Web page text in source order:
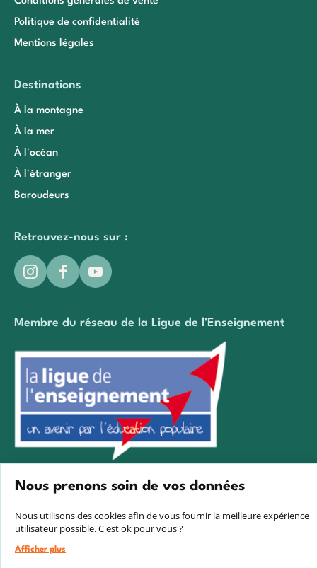
Politique de confidentialité
Mentions légales
Destinations
À la montagne
À la mer
À l'océan
À l'étranger
Baroudeurs
Retrouvez-nous sur :
Membre du réseau de la Ligue de l'Enseignement
Nous prenons soin de vos données
Nous utilisons des cookies afin de vous fournir la meilleure expérience
utilisateur possible. C'est ok pour vous ?
Afficher plus